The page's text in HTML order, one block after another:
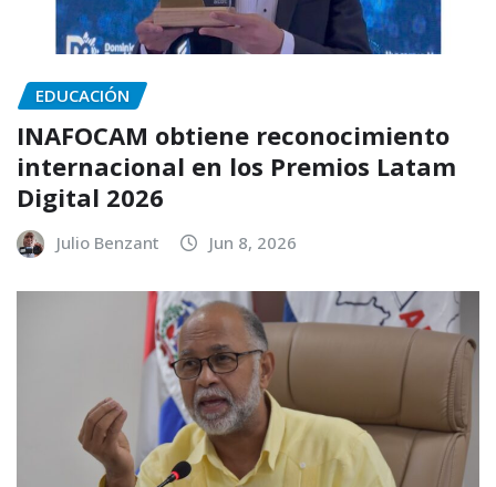
EDUCACIÓN
INAFOCAM obtiene reconocimiento
internacional en los Premios Latam
Digital 2026
Julio Benzant Jun 8, 2026